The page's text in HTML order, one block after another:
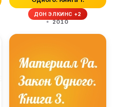
ДОН ЭЛКИНС +2
2010